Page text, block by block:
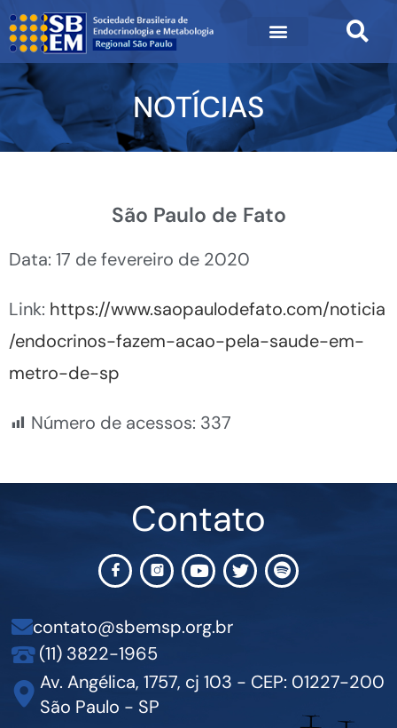
NOTÍCIAS
São Paulo de Fato
Data: 17 de fevereiro de 2020
Link: https://www.saopaulodefato.com/noticia
/endocrinos-fazem-acao-pela-saude-em-
metro-de-sp
Número de acessos: 337
Contato
contato@sbemsp.org.br
(11) 3822-1965
Av. Angélica, 1757, cj 103 - CEP: 01227-200
São Paulo - SP